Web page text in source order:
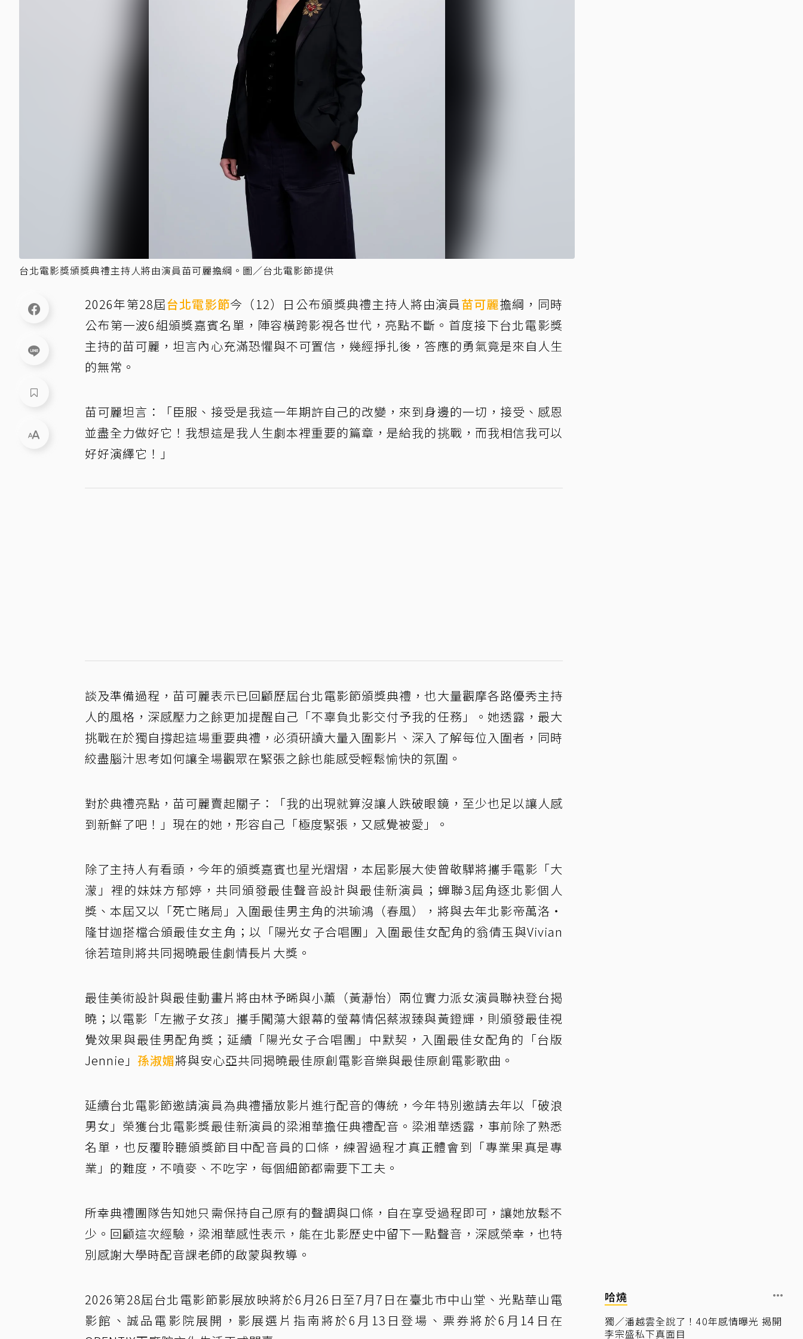
台北電影獎頒獎典禮主持人將由演員苗可麗擔綱。圖／台北電影節提供
2026年第28屆台北電影節今（12）日公布頒獎典禮主持人將由演員 苗可麗擔綱，同時
公布第一波6組頒獎嘉賓名單，陣容橫跨影視各世代，亮點不斷。首度接下台北電影獎
主持的苗可麗，坦言內心充滿恐懼與不可置信，幾經掙扎後，答應的勇氣竟是來自人生
的無常。
苗可麗坦言：「臣服、接受是我這一年期許自己的改變，來到身邊的一切，接受、感恩
並盡全力做好它！我想這是我人生劇本裡重要的篇章，是給我的挑戰，而我相信我可以
好好演繹它！」
談及準備過程，苗可麗表示已回顧歷屆台北電影節頒獎典禮，也大量觀摩各路優秀主持
人的風格，深感壓力之餘更加提醒自己「不辜負北影交付予我的任務」。她透露，最大
挑戰在於獨自撐起這場重要典禮，必須研讀大量入圍影片、深入了解每位入圍者，同時
絞盡腦汁思考如何讓全場觀眾在緊張之餘也能感受輕鬆愉快的氛圍。
對於典禮亮點，苗可麗賣起關子：「我的出現就算沒讓人跌破眼鏡，至少也足以讓人感
到新鮮了吧！」現在的她，形容自己「極度緊張，又感覺被愛」。
除了主持人有看頭，今年的頒獎嘉賓也星光熠熠，本屆影展大使曾敬驊將攜手電影「大
濛」裡的妹妹方郁婷，共同頒發最佳聲音設計與最佳新演員；蟬聯3屆角逐北影個人
獎、本屆又以「死亡賭局」入圍最佳男主角的洪瑜鴻（春風），將與去年北影帝萬洛・
隆甘迦搭檔合頒最佳女主角；以「陽光女子合唱團」入圍最佳女配角的翁倩玉與Vivian
徐若瑄則將共同揭曉最佳劇情長片大獎。
最佳美術設計與最佳動畫片將由林予晞與小薰（黃瀞怡）兩位實力派女演員聯袂登台揭
曉；以電影「左撇子女孩」攜手闖蕩大銀幕的螢幕情侶蔡淑臻與黃鐙輝，則頒發最佳視
覺效果與最佳男配角獎；延續「陽光女子合唱團」中默契，入圍最佳女配角的「台版
Jennie」 孫淑媚將與安心亞共同揭曉最佳原創電影音樂與最佳原創電影歌曲。
延續台北電影節邀請演員為典禮播放影片進行配音的傳統，今年特別邀請去年以「破浪
男女」榮獲台北電影獎最佳新演員的梁湘華擔任典禮配音。梁湘華透露，事前除了熟悉
名單，也反覆聆聽頒獎節目中配音員的口條，練習過程才真正體會到「專業果真是專
業」的難度，不噴麥、不吃字，每個細節都需要下工夫。
所幸典禮團隊告知她只需保持自己原有的聲調與口條，自在享受過程即可，讓她放鬆不
少。回顧這次經驗，梁湘華感性表示，能在北影歷史中留下一點聲音，深感榮幸，也特
別感謝大學時配音課老師的啟蒙與教導。
2026第28屆台北電影節影展放映將於6月26日至7月7日在臺北市中山堂、光點華山電
影館、誠品電影院展開，影展選片指南將於6月13日登場、票券將於6月14日在
哈燒
獨／潘越雲全說了！40年感情曝光 揭開
李宗盛私下真面目